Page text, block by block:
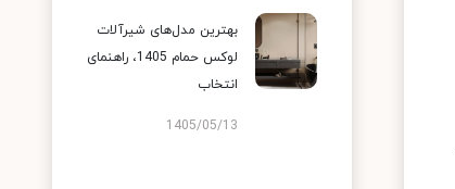
بهترین مدل‌های شیرآلات
لوکس حمام 1405، راهنمای
انتخاب
1405/05/13